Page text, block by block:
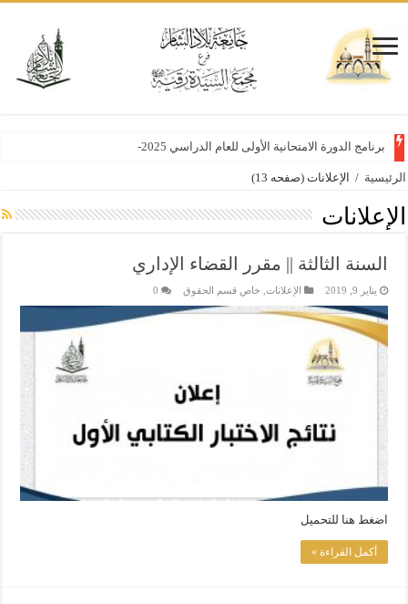
برنامج الدورة الامتحانية الأولى للعام الدراسي 2025-2026 (معتمد)
الرئيسية / الإعلانات (صفحه 13)
الإعلانات
السنة الثالثة || مقرر القضاء الإداري
يناير 9, 2019 الإعلانات خاص قسم الحقوق 0
اضغط هنا للتحميل
أكمل القراءة »